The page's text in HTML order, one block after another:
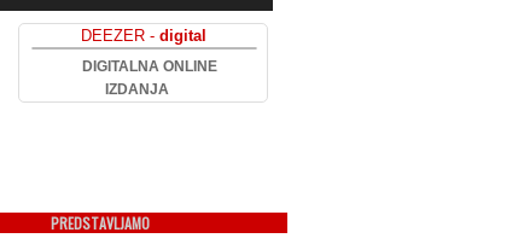
DEEZER - digital
DIGITALNA ONLINE
IZDANJA
PREDSTAVLJAMO